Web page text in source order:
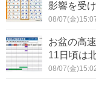
影響を受
08/07(金
お盆の高
11日頃は
08/07(金